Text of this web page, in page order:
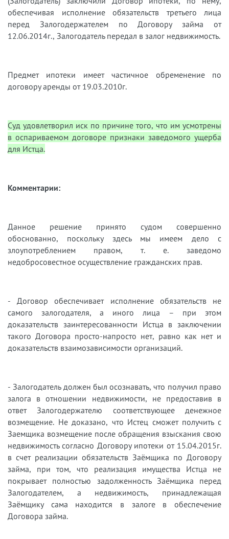
обеспечивая исполнение обязательств третьего лица
перед Залогодержателем по Договору займа от
12.06.2014г., Залогодатель передал в залог недвижимость.
Предмет ипотеки имеет частичное обременение по
договору аренды от 19.03.2010г.
Суд удовлетворил иск по причине того, что им усмотрены
в оспариваемом договоре признаки заведомого ущерба
для Истца.
Комментарии:
Данное решение принято судом совершенно
обоснованно, поскольку здесь мы имеем дело с
злоупотреблением правом, т. е. заведомо
недобросовестное осуществление гражданских прав.
- Договор обеспечивает исполнение обязательств не
самого залогодателя, а иного лица – при этом
доказательств заинтересованности Истца в заключении
такого Договора просто-напросто нет, равно как нет и
доказательств взаимозависимости организаций.
- Залогодатель должен был осознавать, что получил право
залога в отношении недвижимости, не предоставив в
ответ Залогодержателю соответствующее денежное
возмещение. Не доказано, что Истец сможет получить с
Заемщика возмещение после обращения взыскания свою
недвижимость согласно Договору ипотеки от 15.04.2015г.
в счет реализации обязательств Заёмщика по Договору
займа, при том, что реализация имущества Истца не
покрывает полностью задолженность Заёмщика перед
Залогодателем, а недвижимость, принадлежащая
Заёмщику сама находится в залоге в обеспечение
Договора займа.